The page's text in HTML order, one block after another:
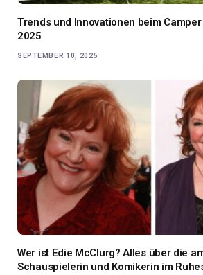
Trends und Innovationen beim
2025
SEPTEMBER 10, 2025
Wer ist Edie McClurg? Alles über die
Schauspielerin und Komikerin im